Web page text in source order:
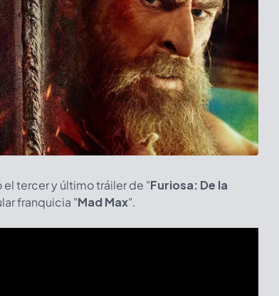
tercer y último tráiler de "Furiosa: De la
franquicia "Mad Max".